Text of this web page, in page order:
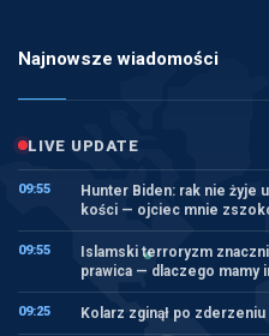
Najnowsze wiadomości
LIVE UPDATE
09:55
Hunter Biden: rak nie żyje
kości — ojciec mnie
09:55
Islamski terroryzm
prawica — dlaczego mamy
09:25 Kolarz zginął po